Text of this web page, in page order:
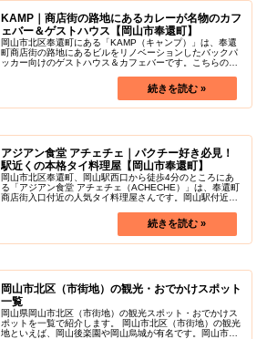
KAMP｜商店街の路地にあるカレーが名物のカフ
ェバー＆ゲストハウス【岡山市奉還町】
岡山市北区奉還町にある「KAMP（キャンプ）」は、奉還
町商店街の路地にあるビルをリノベーションしたバックパ
ッカー向けのゲストハウス＆カフェバーです。こちらのお
アジアン食堂 アチェチェ｜パクチー好き必見！
駅近くの本格タイ料理屋【岡山市奉還町】
岡山市北区奉還町、岡山駅西口から徒歩4分のところにあ
る「アジアン食堂 アチェチェ（ACHECHE）」は、奉還町
商店街入口付近の人気タイ料理屋さんです。岡山駅付近で
岡山市北区（市街地）の観光・おでかけスポット
一覧
岡山県岡山市北区（市街地）の観光スポット・おでかけス
ポットを一覧で紹介します。 岡山市北区（市街地）の観光
地といえば、岡山後楽園や岡山烏城が有名です。岡山市北